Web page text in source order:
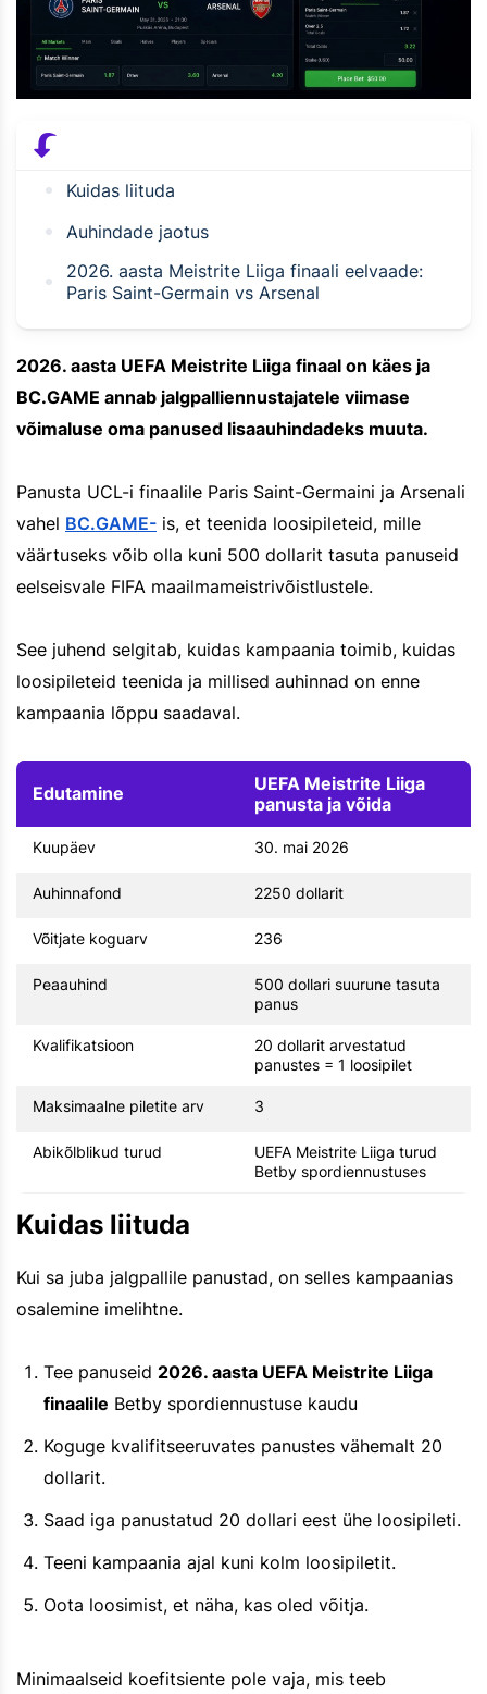
Kuidas liituda
Auhindade jaotus
2026. aasta Meistrite Liiga finaali eelvaade:
Paris Saint-Germain vs Arsenal
2026. aasta UEFA Meistrite Liiga finaal on käes ja
BC.GAME annab jalgpalliennustajatele viimase
võimaluse oma panused lisaauhindadeks muuta.
Panusta UCL-i finaalile Paris Saint-Germaini ja Arsenali
vahel BC.GAME- is, et teenida loosipileteid, mille
väärtuseks võib olla kuni 500 dollarit tasuta panuseid
eelseisvale FIFA maailmameistrivõistlustele.
See juhend selgitab, kuidas kampaania toimib, kuidas
loosipileteid teenida ja millised auhinnad on enne
kampaania lõppu saadaval.
Edutamine
UEFA Meistrite Liiga
panusta ja võida
Kuupäev 30. mai 2026
Auhinnafond 2250 dollarit
Võitjate koguarv 236
Peaauhind
500 dollari suurune tasuta
panus
Kvalifikatsioon
20 dollarit arvestatud
panustes = 1 loosipilet
Maksimaalne piletite arv 3
Abikõlblikud turud
UEFA Meistrite Liiga turud
Betby spordiennustuses
Kuidas liituda
Kui sa juba jalgpallile panustad, on selles kampaanias
osalemine imelihtne.
Tee panuseid 2026. aasta UEFA Meistrite Liiga
finaalile Betby spordiennustuse kaudu
Koguge kvalifitseeruvates panustes vähemalt 20
dollarit.
Saad iga panustatud 20 dollari eest ühe loosipileti.
Teeni kampaania ajal kuni kolm loosipiletit.
Oota loosimist, et näha, kas oled võitja.
Minimaalseid koefitsiente pole vaja, mis teeb